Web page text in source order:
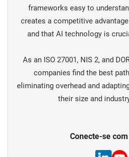
frameworks easy to
creates a competitive
and that AI technology is
As an ISO 27001, NIS 2, and
companies find the best
eliminating overhead and
their size and
Conecte-se